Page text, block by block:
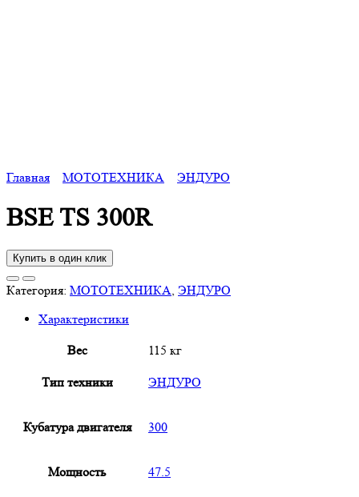
Главная МОТОТЕХНИКА ЭНДУРО
BSE TS 300R
Купить в один клик
Категория: МОТОТЕХНИКА, ЭНДУРО
Характеристики
Вес 115 кг
Тип техники ЭНДУРО
Кубатура двигателя 300
Мощность 47.5